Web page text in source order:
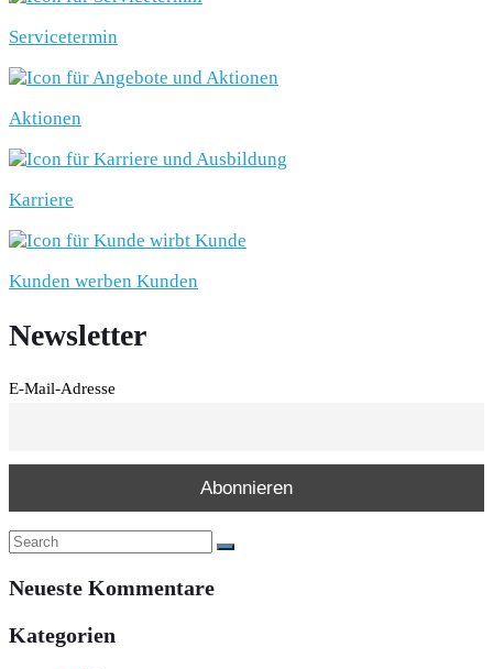
Servicetermin
Aktionen
Karriere
Kunden werben Kunden
Newsletter
E-Mail-Adresse
Neueste Kommentare
Kategorien